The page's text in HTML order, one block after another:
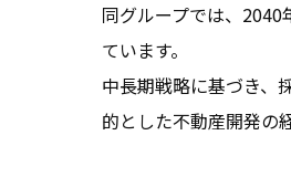
同グループでは、
ています。
中長期戦略に基づき、
的とした不動産開発の